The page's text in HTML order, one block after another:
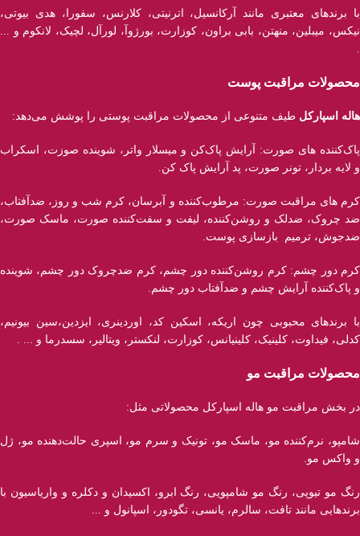
با برند‌های معتبری مانند آرکانسیل، اترنیتی، کلارنس، سفورا، هدی بیوتی،
نیکس، میبلین، منهتن، بابی براون، کوزارت، بورژوآ، لورآل، لچیک، لانکوم و ...
.
محصولات مراقبت پوست
هاله اسپارکل طیف متنوعی از محصولات مراقبت پوستی را پوشش می‌دهد:
پاک‌کننده ‌های صورت: آرایش پاک‌کن و میسلار واتر، شوینده صوزت، اسکراب
و لایه بردار، تونر صورت، پد آرایش پاک کن.
کرم های مراقبت صورت: مرطوب‌کننده و آبرسان، کرم شب و روز، ضدآفتاب،
ضد چروک، ضدلک و روشن‌کننده، لیفت و سفت‌کننده صورت، ماسک صورت،
ضدجوش، ترمیم بازسازی پوست.
کرم دور چشم: کرم روشن‌کننده دور چشم، کرم ضدچروک دور چشم، شوینده
و پاک‌کننده آرایش چشم و ضدآفتاب دور چشم.
با برند‌های محبوبی چون اریکه، اسکین کد، اوردینری، ایزدین،سین بیونیم،
کدلی، فیداوت، کلینیک، کلینیانس، کوزارت، لنکستر، ویتالیر، سسدرما و ... .
محصولات مراقبت مو
در بخش مراقبت مو هاله اسپارکل محصولاتی مثل:
شامپو، نرم‌کننده مو، ماسک مو، تونیک و سرم مو، اسپری حالت‌دهنده مو، ژل
و واکس مو.
رنگ مو تیوپی، رنگ مو شامپویی، رنگ ابرو، اکسیدان و دکلره و واریاسیون با
برند‌هایی مانند تافت، سالرم، یانسی، تگودور، اسپانول و ...